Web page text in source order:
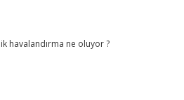
havalandırma ne oluyor ?